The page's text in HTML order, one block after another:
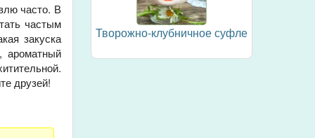
часто. В
частым
закуска
ароматный
друзей!
Творожно-клубничное суфле